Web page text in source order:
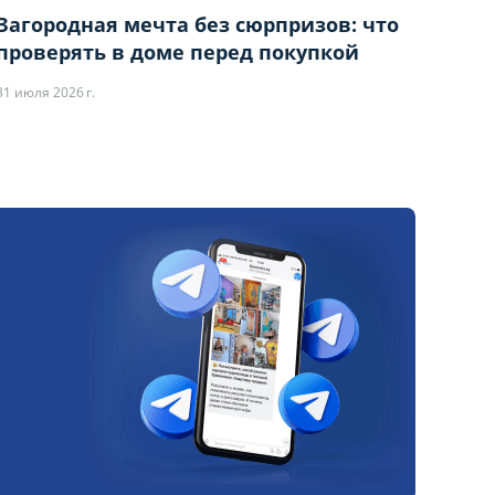
мечта без сюрпризов: что
в доме перед покупкой
июля 2026 г.
COOKIE
исключением типа
Сайт снова
COOKIE
исключением типа
Сайт снова